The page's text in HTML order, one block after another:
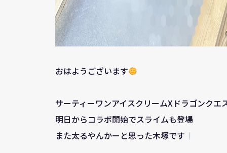
おはようございます
サーティーワンアイスクリームXドラゴンクエ
明日からコラボ開始でスライムも登場
また太るやんかーと思った木塚です